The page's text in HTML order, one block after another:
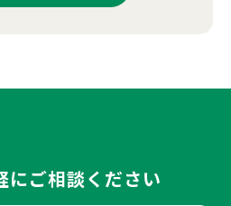
にご相談ください